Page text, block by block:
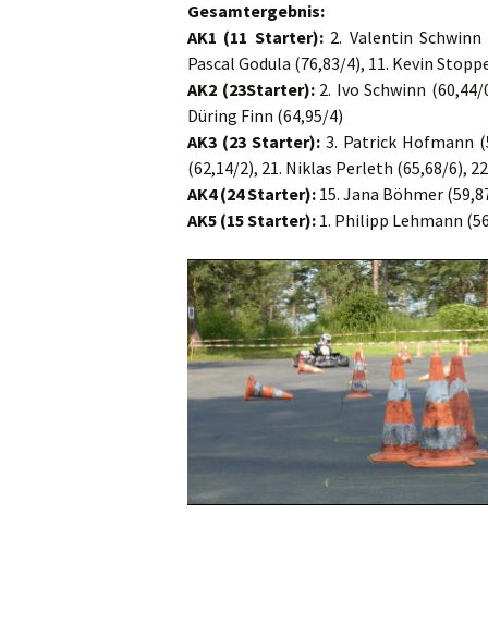
Gesamtergebnis:
AK1 (11 Starter):2. Valentin Schwinn
Pascal Godula (76,83/4), 11. Kevin
AK2 (23Starter):2. Ivo Schwinn
Düring Finn (64,95/4)
AK3 (23 Starter): 3. Patrick Hofmann
(62,14/2), 21. Niklas Perleth (65,68/6),
AK4 (24 Starter): 15. Jana Böhmer
AK5 (15 Starter): 1. Philipp Lehmann